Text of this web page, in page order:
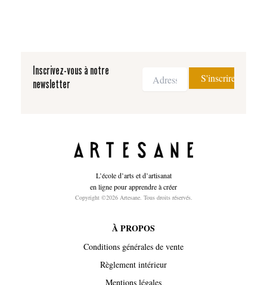
Inscrivez-vous à notre
newsletter
L’école d’arts et d’artisanat
en ligne pour apprendre à créer
Copyright ©2026 Artesane. Tous droits réservés.
À PROPOS
Conditions générales de vente
Règlement intérieur
Mentions légales